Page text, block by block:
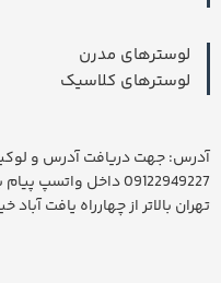
لوسترهای مدرن
لوسترهای کلاسیک
آدرس: جهت دریافت آدرس و
09122949227 داخل واتسپ پیام بدهید.
تهران بالاتر از چهارراه یافت آباد